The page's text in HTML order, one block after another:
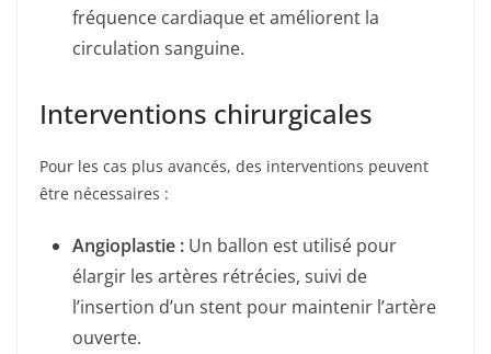
fréquence cardiaque et améliorent la
circulation sanguine.
Interventions chirurgicales
Pour les cas plus avancés, des interventions peuvent
être nécessaires :
Angioplastie : Un ballon est utilisé pour
élargir les artères rétrécies, suivi de
l’insertion d’un stent pour maintenir l’artère
ouverte.